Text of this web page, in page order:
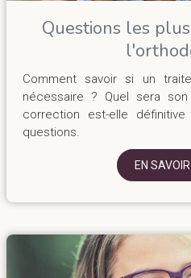
Questions les
Comment savoir si un
nécessaire ? Quel sera
correction est-elle
questions.
EN